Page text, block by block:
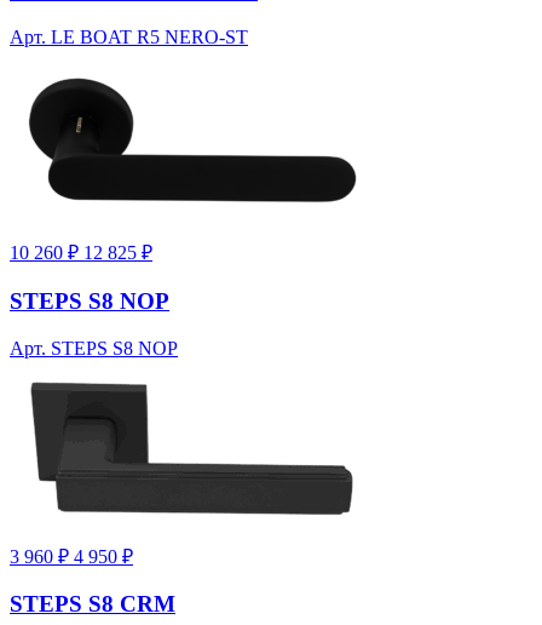
Арт. LE BOAT R5 NERO-ST
10 260 ₽ 12 825 ₽
STEPS S8 NOP
Арт. STEPS S8 NOP
3 960 ₽ 4 950 ₽
STEPS S8 CRM